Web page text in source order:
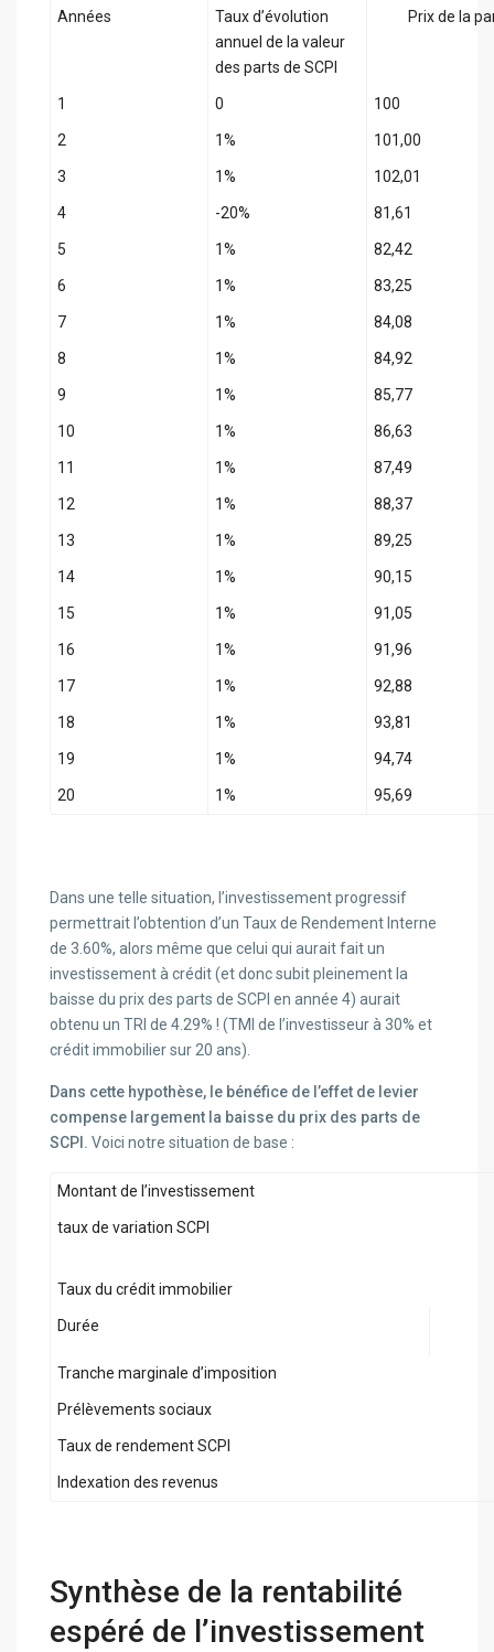
Années
Taux d’évolution
annuel de la valeur
des parts de SCPI
Prix de la
1 0 100
2 1% 101,00
3 1% 102,01
4 -20% 81,61
5 1% 82,42
6 1% 83,25
7 1% 84,08
8 1% 84,92
9 1% 85,77
10 1% 86,63
11 1% 87,49
12 1% 88,37
13 1% 89,25
14 1% 90,15
15 1% 91,05
16 1% 91,96
17 1% 92,88
18 1% 93,81
19 1% 94,74
20 1% 95,69
Dans une telle situation, l’investissement progressif
permettrait l’obtention d’un Taux de Rendement Interne
de 3.60%, alors même que celui qui aurait fait un
investissement à crédit (et donc subit pleinement la
baisse du prix des parts de SCPI en année 4) aurait
obtenu un TRI de 4.29% ! (TMI de l’investisseur à 30% et
crédit immobilier sur 20 ans).
Dans cette hypothèse, le bénéfice de l’effet de levier
compense largement la baisse du prix des parts de
SCPI. Voici notre situation de base :
Montant de l’investissement
taux de variation SCPI
Taux du crédit immobilier
Durée
Tranche marginale d’imposition
Prélèvements sociaux
Taux de rendement SCPI
Indexation des revenus
Synthèse de la rentabilité
espéré de l’investissement